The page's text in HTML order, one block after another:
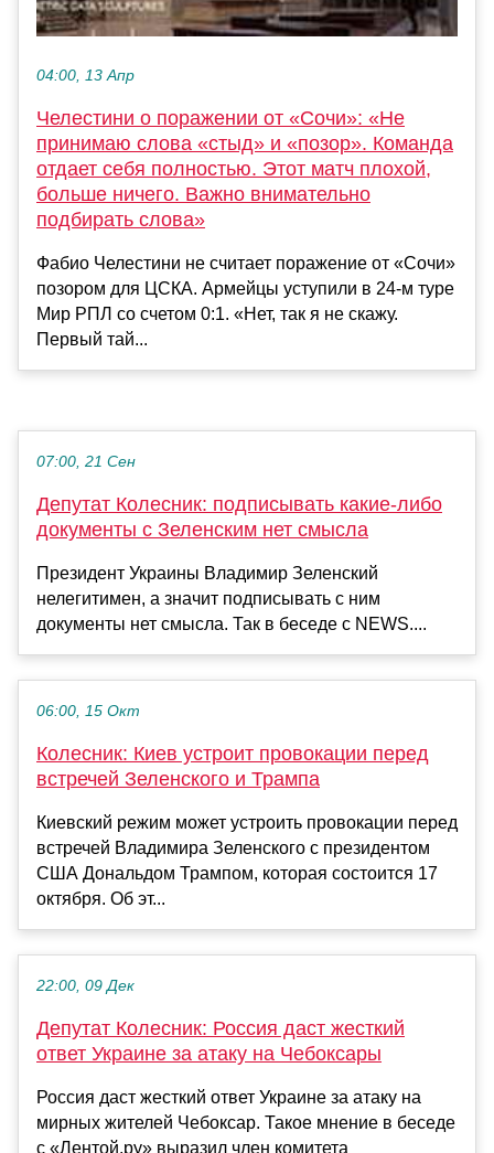
04:00, 13 Апр
Челестини о поражении от «Сочи»: «Не
принимаю слова «стыд» и «позор». Команда
отдает себя полностью. Этот матч плохой,
больше ничего. Важно внимательно
подбирать слова»
Фабио Челестини не считает поражение от «Сочи»
позором для ЦСКА. Армейцы уступили в 24-м туре
Мир РПЛ со счетом 0:1. «Нет, так я не скажу.
Первый тай...
07:00, 21 Сен
Депутат Колесник: подписывать какие-либо
документы с Зеленским нет смысла
Президент Украины Владимир Зеленский
нелегитимен, а значит подписывать с ним
документы нет смысла. Так в беседе с NEWS....
06:00, 15 Окт
Колесник: Киев устроит провокации перед
встречей Зеленского и Трампа
Киевский режим может устроить провокации перед
встречей Владимира Зеленского с президентом
США Дональдом Трампом, которая состоится 17
октября. Об эт...
22:00, 09 Дек
Депутат Колесник: Россия даст жесткий
ответ Украине за атаку на Чебоксары
Россия даст жесткий ответ Украине за атаку на
мирных жителей Чебоксар. Такое мнение в беседе
с «Лентой.ру» выразил член комитета